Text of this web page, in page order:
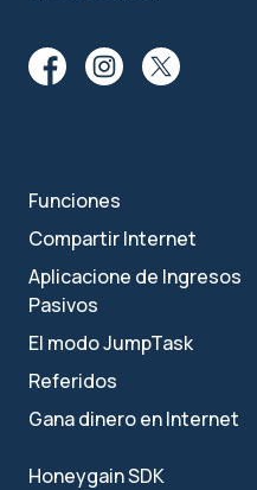
Funciones
Compartir Internet
Aplicacione de Ingresos
Pasivos
El modo JumpTask
Referidos
Gana dinero en Internet
Honeygain SDK